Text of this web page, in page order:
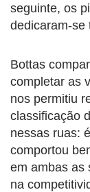
seguinte, os
dedicaram-se
Bottas
completar as
nos permitiu
classificação
nessas ruas:
comportou
em ambas as
na